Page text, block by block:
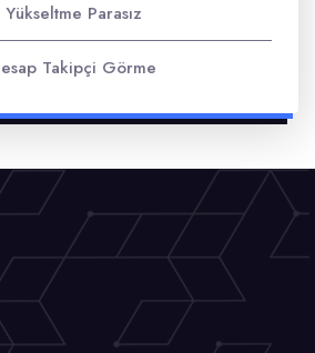
Parasız
Takipçi Görme